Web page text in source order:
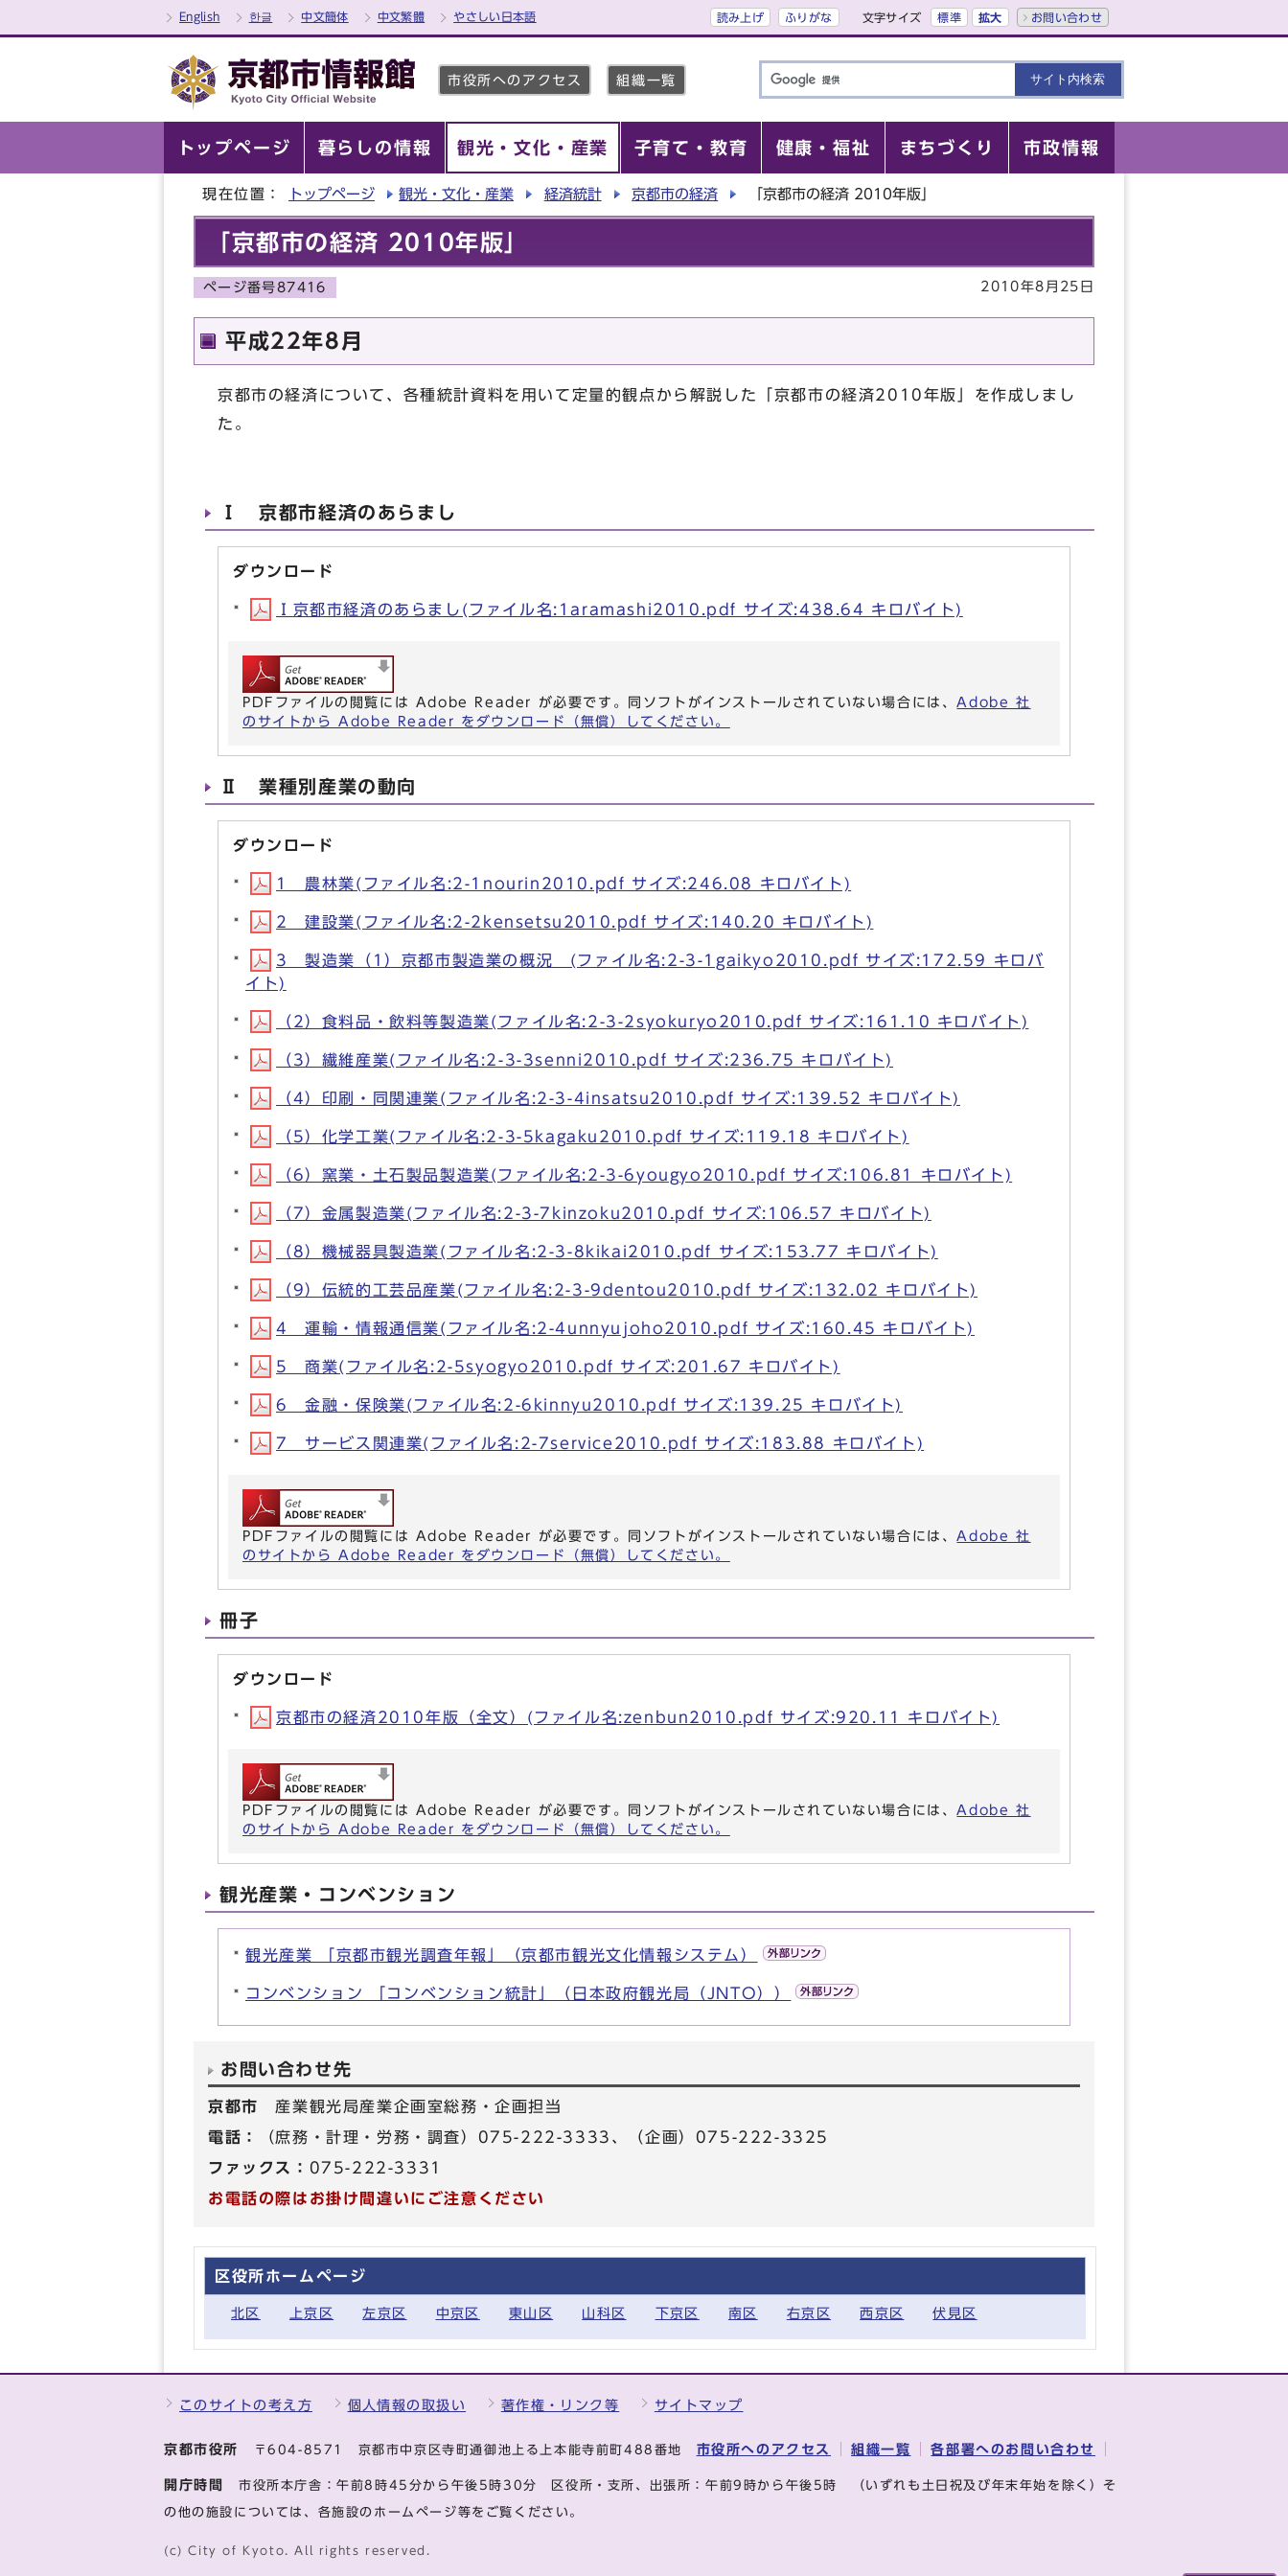
English 한글 中文簡体 中文繁體 やさしい日本語 読み上げ ふりがな 文字サイズ 標準 拡大 お問い合わせ
市役所へのアクセス 組織一覧
トップページ 暮らしの情報 観光・文化・産業 子育て・教育 健康・福祉 まちづくり 市政情報
現在位置： トップページ 観光・文化・産業 経済統計 京都市の経済 「京都市の経済 2010年版」
「京都市の経済 2010年版」
ページ番号87416 2010年8月25日
平成22年8月
京都市の経済について、各種統計資料を用いて定量的観点から解説した「京都市の経済2010年版」を作成しまし
た。
Ⅰ 京都市経済のあらまし
ダウンロード
Ⅰ京都市経済のあらまし(ファイル名:1aramashi2010.pdf サイズ:438.64 キロバイト)
PDFファイルの閲覧には Adobe Reader が必要です。同ソフトがインストールされていない場合には、Adobe 社
のサイトから Adobe Reader をダウンロード（無償）してください。
Ⅱ 業種別産業の動向
ダウンロード
1 農林業(ファイル名:2-1nourin2010.pdf サイズ:246.08 キロバイト)
2 建設業(ファイル名:2-2kensetsu2010.pdf サイズ:140.20 キロバイト)
3 製造業（1）京都市製造業の概況 (ファイル名:2-3-1gaikyo2010.pdf サイズ:172.59 キロバ
イト)
（2）食料品・飲料等製造業(ファイル名:2-3-2syokuryo2010.pdf サイズ:161.10 キロバイト)
（3）繊維産業(ファイル名:2-3-3senni2010.pdf サイズ:236.75 キロバイト)
（4）印刷・同関連業(ファイル名:2-3-4insatsu2010.pdf サイズ:139.52 キロバイト)
（5）化学工業(ファイル名:2-3-5kagaku2010.pdf サイズ:119.18 キロバイト)
（6）窯業・土石製品製造業(ファイル名:2-3-6yougyo2010.pdf サイズ:106.81 キロバイト)
（7）金属製造業(ファイル名:2-3-7kinzoku2010.pdf サイズ:106.57 キロバイト)
（8）機械器具製造業(ファイル名:2-3-8kikai2010.pdf サイズ:153.77 キロバイト)
（9）伝統的工芸品産業(ファイル名:2-3-9dentou2010.pdf サイズ:132.02 キロバイト)
4 運輸・情報通信業(ファイル名:2-4unnyujoho2010.pdf サイズ:160.45 キロバイト)
5 商業(ファイル名:2-5syogyo2010.pdf サイズ:201.67 キロバイト)
6 金融・保険業(ファイル名:2-6kinnyu2010.pdf サイズ:139.25 キロバイト)
7 サービス関連業(ファイル名:2-7service2010.pdf サイズ:183.88 キロバイト)
PDFファイルの閲覧には Adobe Reader が必要です。同ソフトがインストールされていない場合には、Adobe 社
のサイトから Adobe Reader をダウンロード（無償）してください。
冊子
ダウンロード
京都市の経済2010年版（全文）(ファイル名:zenbun2010.pdf サイズ:920.11 キロバイト)
PDFファイルの閲覧には Adobe Reader が必要です。同ソフトがインストールされていない場合には、Adobe 社
のサイトから Adobe Reader をダウンロード（無償）してください。
観光産業・コンベンション
観光産業 「京都市観光調査年報」（京都市観光文化情報システム）
コンベンション 「コンベンション統計」（日本政府観光局（JNTO））
お問い合わせ先
京都市 産業観光局産業企画室総務・企画担当
電話：
（庶務・計理・労務・調査）075-222-3333、（企画）075-222-3325
ファックス： 075-222-3331
お電話の際はお掛け間違いにご注意ください
区役所ホームページ
北区 上京区 左京区 中京区 東山区 山科区 下京区 南区 右京区 西京区 伏見区
このサイトの考え方 個人情報の取扱い 著作権・リンク等 サイトマップ
京都市役所 〒604-8571 京都市中京区寺町通御池上る上本能寺前町488番地 市役所へのアクセス 組織一覧 各部署へのお問い合わせ
開庁時間 市役所本庁舎：午前8時45分から午後5時30分 区役所・支所、出張所：午前9時から午後5時 （いずれも土日祝及び年末年始を除く）そ
の他の施設については、各施設のホームページ等をご覧ください。
(c) City of Kyoto. All rights reserved.